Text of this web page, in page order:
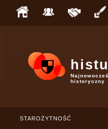
historyczny
STAROŻYTNOŚĆ